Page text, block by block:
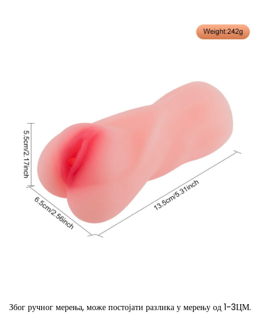
Због ручног мерења, може постојати разлика у мерењу од 1-3ЦМ.